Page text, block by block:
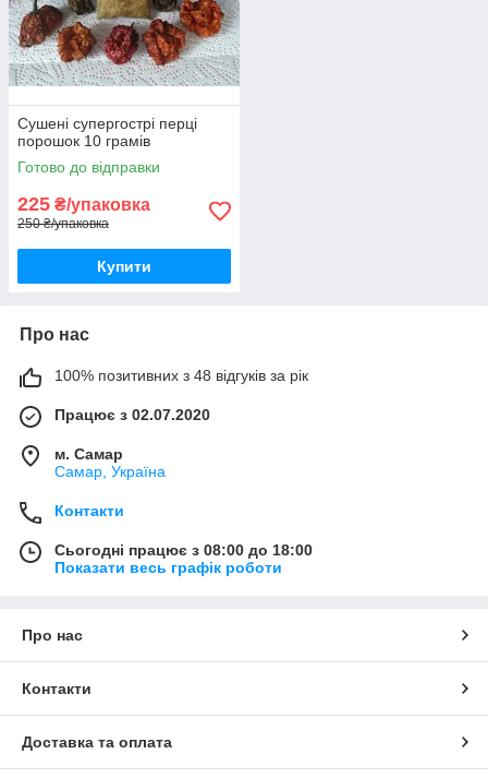
Сушені супергострі перці
порошок 10 грамів
Готово до відправки
225 ₴/упаковка
250 ₴/упаковка
Купити
Про нас
100% позитивних з 48 відгуків за рік
Працює з 02.07.2020
м. Самар
Самар, Україна
Контакти
Сьогодні працює з 08:00 до 18:00
Показати весь графік роботи
Про нас
Контакти
Доставка та оплата